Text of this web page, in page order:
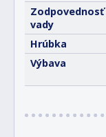
Zodpovednosť
vady
Hrúbka
Výbava